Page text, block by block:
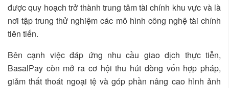
được quy hoạch trở thành trung tâm tài chính khu vực và là
nơi tập trung thử nghiệm các mô hình công nghệ tài chính
tiên tiến.
Bên cạnh việc đáp ứng nhu cầu giao dịch thực tiễn,
BasalPay còn mở ra cơ hội thu hút dòng vốn hợp pháp,
giảm thất thoát ngoại tệ và góp phần nâng cao hình ảnh